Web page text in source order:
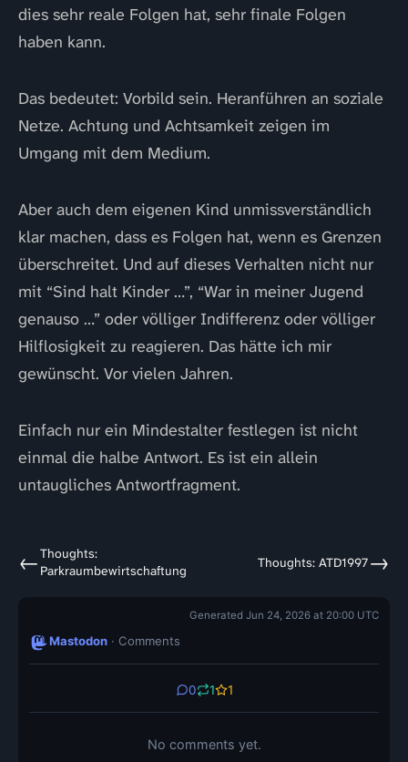
dies sehr reale Folgen hat, sehr finale Folgen
haben kann.
Das bedeutet: Vorbild sein. Heranführen an soziale
Netze. Achtung und Achtsamkeit zeigen im
Umgang mit dem Medium.
Aber auch dem eigenen Kind unmissverständlich
klar machen, dass es Folgen hat, wenn es Grenzen
überschreitet. Und auf dieses Verhalten nicht nur
mit “Sind halt Kinder …”, “War in meiner Jugend
genauso …” oder völliger Indifferenz oder völliger
Hilflosigkeit zu reagieren. Das hätte ich mir
gewünscht. Vor vielen Jahren.
Einfach nur ein Mindestalter festlegen ist nicht
einmal die halbe Antwort. Es ist ein allein
untaugliches Antwortfragment.
←Thoughts:
Parkraumbewirtschaftung
Thoughts: ATD1997→
Generated Jun 24, 2026 at 20:00 UTC
Mastodon · Comments
0 1 1
No comments yet.